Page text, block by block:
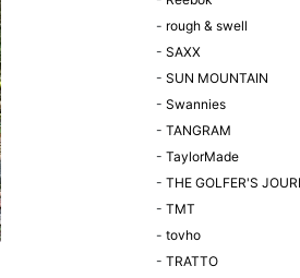
- rough & swell
- SAXX
- SUN MOUNTAIN
- Swannies
- TANGRAM
- TaylorMade
- THE GOLFER'S
- TMT
- tovho
- TRATTO